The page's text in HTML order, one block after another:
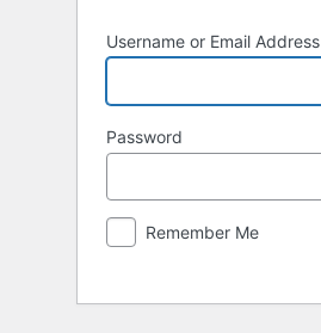
Username or Email Address
Password
Remember Me